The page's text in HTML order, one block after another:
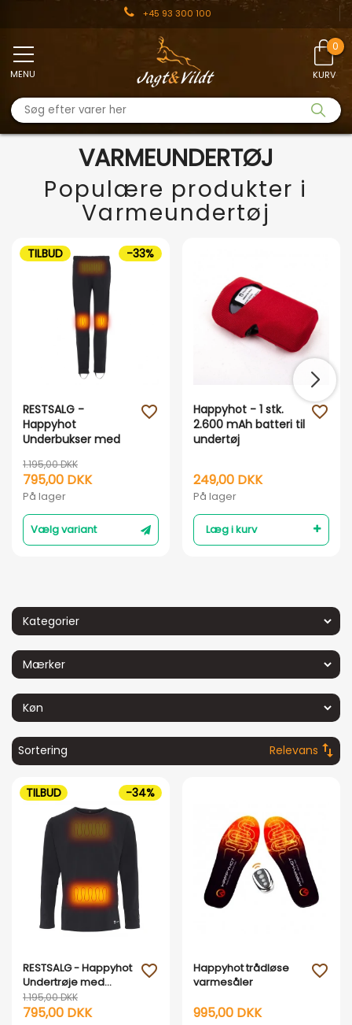
+45 93 300 100
KURV
MENU
VARMEUNDERTØJ
Populære produkter i
Varmeundertøj
Vis her
RESTSALG -
Happyhot
Underbukser med
1.195,00 DKK
795,00 DKK
På lager
Vælg variant
favorite_outline
TILBUD -33%
Vis her
Happyhot - 1 stk.
2.600 mAh batteri til
undertøj
249,00 DKK
På lager
Læg i kurv
favorite_outline
Sortering Relevans swap_vert
Vis her
RESTSALG - Happyhot
Undertrøje med
elvarme
1.195,00 DKK
795,00 DKK
favorite_outline
TILBUD -34%
Vis her
Happyhot trådløse
varmesåler
995,00 DKK
favorite_outline